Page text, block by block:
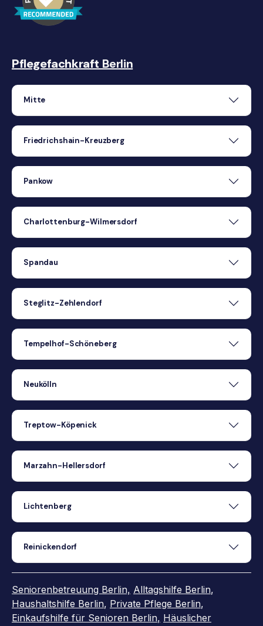
Pflegefachkraft Berlin
Mitte
Friedrichshain-Kreuzberg
Pankow
Charlottenburg-Wilmersdorf
Spandau
Steglitz-Zehlendorf
Tempelhof-Schöneberg
Neukölln
Treptow-Köpenick
Marzahn-Hellersdorf
Lichtenberg
Reinickendorf
Seniorenbetreuung Berlin, Alltagshilfe Berlin,
Haushaltshilfe Berlin, Private Pflege Berlin,
Einkaufshilfe für Senioren Berlin, Häuslicher